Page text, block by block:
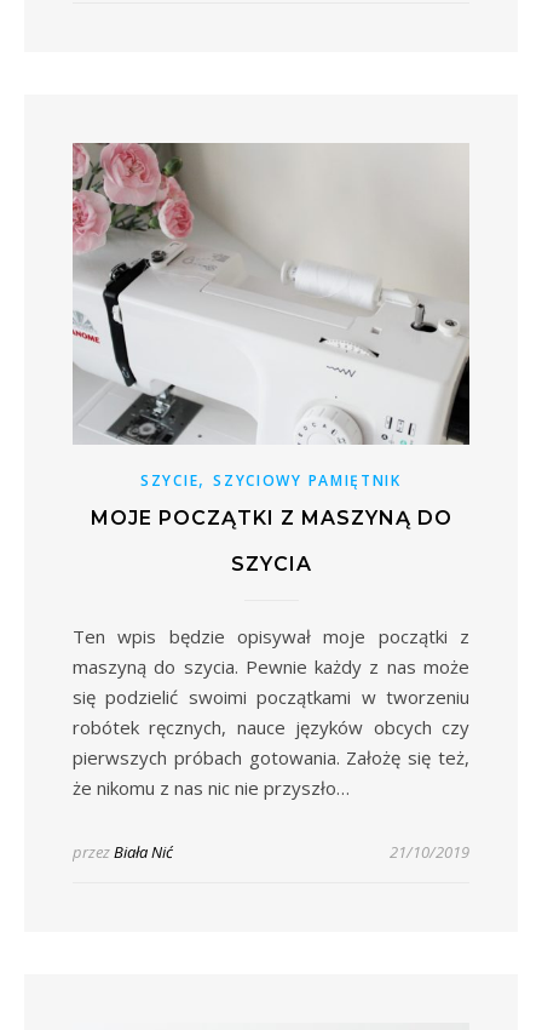
SZYCIE,SZYCIOWY PAMIĘTNIK
MOJE POCZĄTKI Z MASZYNĄ DO
SZYCIA
Ten wpis będzie opisywał moje początki z
maszyną do szycia. Pewnie każdy z nas może
się podzielić swoimi początkami w tworzeniu
robótek ręcznych, nauce języków obcych czy
pierwszych próbach gotowania. Założę się też,
że nikomu z nas nic nie przyszło…
przezBiała Nić 21/10/2019